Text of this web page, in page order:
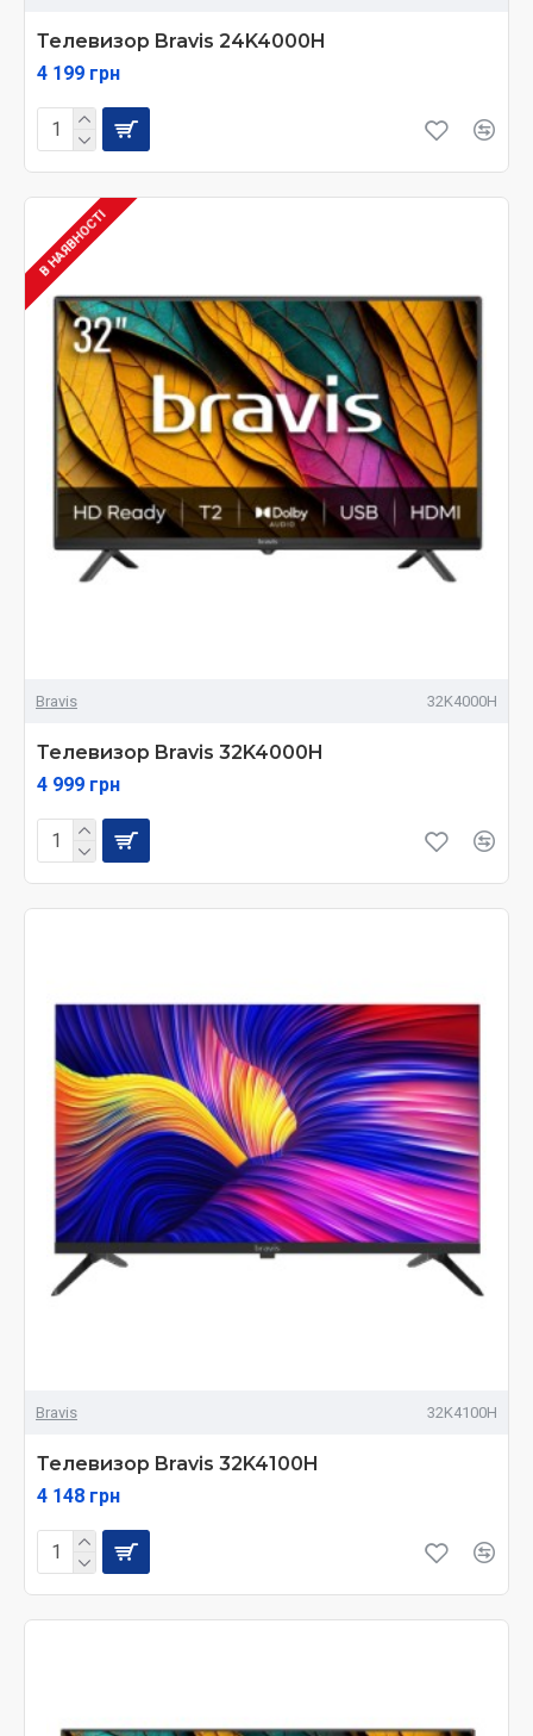
Телевизор Bravis 24K4000H
4 199 грн
В НАЯВНОСТІ
Bravis 32K4000H
Телевизор Bravis 32K4000H
4 999 грн
Bravis 32K4100H
Телевизор Bravis 32K4100H
4 148 грн